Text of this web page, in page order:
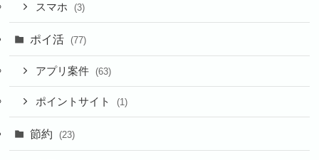
スマホ (3)
ポイ活 (77)
アプリ案件 (63)
ポイントサイト (1)
節約 (23)